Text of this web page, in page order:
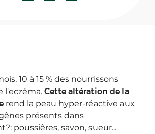
10 à 15 % des nourrissons
l'eczéma. Cette altération de la
rend la peau hyper-réactive aux
présents dans
poussiêres, savon, sueur...